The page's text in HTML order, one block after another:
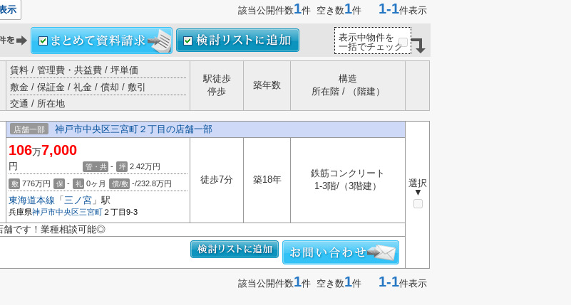
示 該当公開件数1件 空き数1件 1-1件表示
表示中物件を
一括でチェック
賃料 / 管理費・共益費 / 坪単価
敷金 / 保証金 / 礼金 / 償却 / 敷引
交通 / 所在地
駅徒歩
停歩
築年数
構造
所在階 / （階建）
店舗一部 神戸市中央区三宮町２丁目の店舗一部
選択
▼
106万7,000
円 管・共 - 坪 2.42万円
敷 776万円 保 - 礼 0ヶ月 償/敷 -/232.8万円
東海道本線 「 三ノ宮 」駅
兵庫県神戸市中央区 三宮町 ２丁目9-3
徒歩7分 築18年
鉄筋コンクリート
1-3階/（3階建）
舗です！業種相談可能◎
該当公開件数1件 空き数1件 1-1件表示